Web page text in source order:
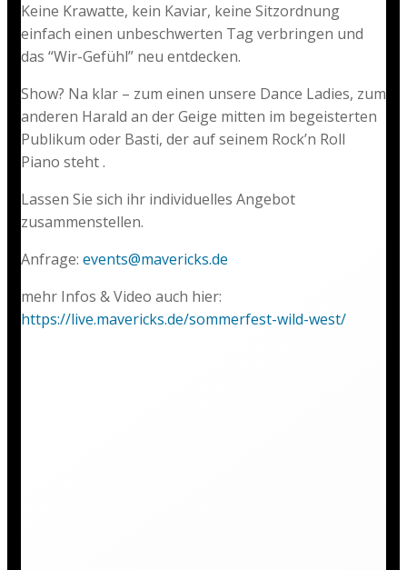
Keine Krawatte, kein Kaviar, keine Sitzordnung
einfach einen unbeschwerten Tag verbringen und
das “Wir-Gefühl” neu entdecken.
Show? Na klar – zum einen unsere Dance Ladies, zum
anderen Harald an der Geige mitten im begeisterten
Publikum oder Basti, der auf seinem Rock’n Roll
Piano steht .
Lassen Sie sich ihr individuelles Angebot
zusammenstellen.
Anfrage: events@mavericks.de
mehr Infos & Video auch hier:
https://live.mavericks.de/sommerfest-wild-west/